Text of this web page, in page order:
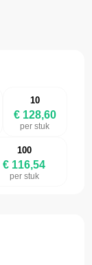
10
€ 128,60
per stuk
100
€ 116,54
per stuk